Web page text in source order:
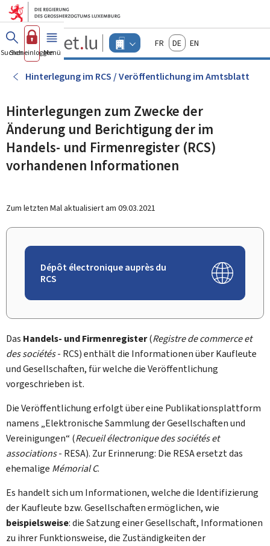
Zum Hauptmenü
Zum Inhalt
Guichet.lu
Changer
d'espace
Menu
actif
FrançaisDeutschEnglish
Suchen
Sich einloggen
Menü Haupt-
Hinterlegung im RCS / Veröffentlichung im Amtsblatt
Hinterlegungen zum Zwecke der
Änderung und Berichtigung der im
Handels- und Firmenregister (RCS)
vorhandenen Informationen
Zum letzten Mal aktualisiert am 09.03.2021
Dépôt électronique auprès du
RCS
Das Handels- und Firmenregister(Registre de commerce et
des sociétés- RCS) enthält die Informationen über Kaufleute
und Gesellschaften, für welche die Veröffentlichung
vorgeschrieben ist.
Die Veröffentlichung erfolgt über eine Publikationsplattform
namens „Elektronische Sammlung der Gesellschaften und
Vereinigungen“ (Recueil électronique des sociétés et
associations- RESA). Zur Erinnerung: Die RESA ersetzt das
ehemalige Mémorial C.
Es handelt sich um Informationen, welche die Identifizierung
der Kaufleute bzw. Gesellschaften ermöglichen, wie
beispielsweise:die Satzung einer Gesellschaft, Informationen
zu ihrer Funktionsweise, die Zuständigkeiten der